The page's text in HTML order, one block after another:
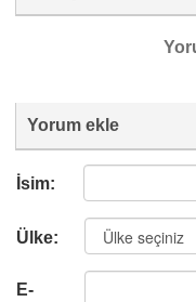
Yorum ekle
İsim:
Ülke:
E-